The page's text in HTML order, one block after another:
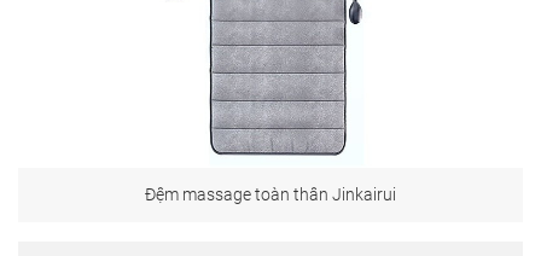
Đệm massage toàn thân Jinkairui